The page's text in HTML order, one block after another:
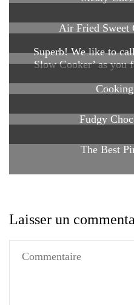
Air Fried Sweet
Superb! We like to
Slow Cooker’ as you
Fudgy
The Best
Laisser un